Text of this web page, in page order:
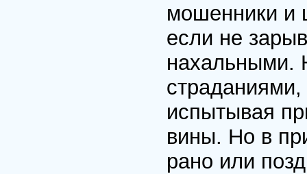
мошенники и
если не
нахальными.
испытывая
вины. Но в
рано или